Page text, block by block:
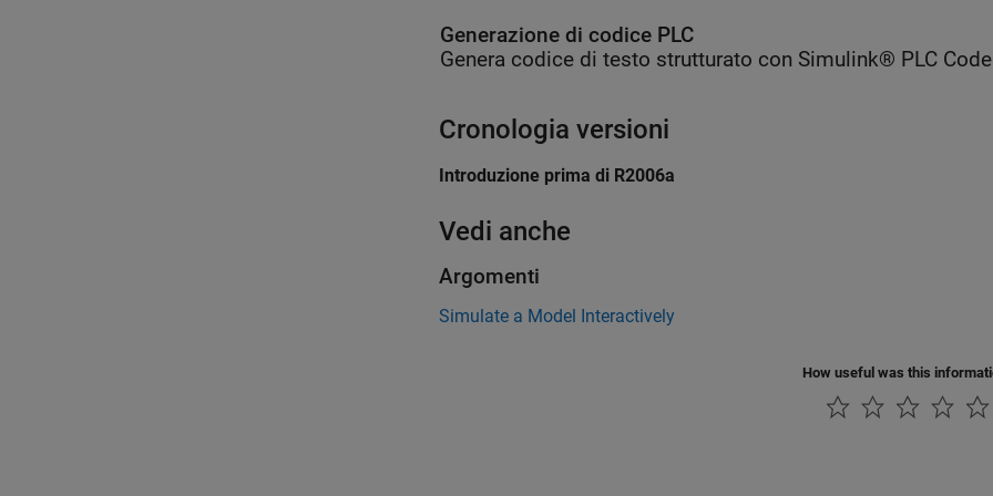
Generazione di codice PLC
Genera codice di testo strutturato con Simulink® PLC
Cronologia versioni
Introduzione prima di R2006a
Vedi anche
Argomenti
Simulate a Model Interactively
How useful was this